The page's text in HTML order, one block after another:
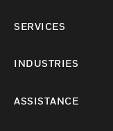
SERVICES
INDUSTRIES
ASSISTANCE